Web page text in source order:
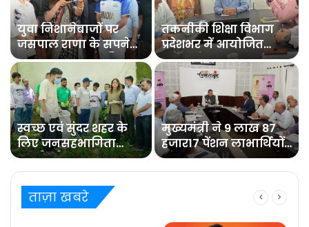
युवा निशानेबाजों पर
जसपाल राणा के सपने
को साकार करने की
जिम्मेदारी : रेखा आर्या
तकनीकी शिक्षा विभाग
प्रदेशभर में आयोजित
करेगा रोजगार
मेलेविभागीय मंत्री डा.
रावत ने बैठक में
अधिकारियों को दिये
निर्देश
स्वच्छ एवं सुंदर शहर के
लिए जनसहभागिता
जरूरीः डीएम
मुख्यमंत्री ने 9 लाख 87
हजार17 पेंशन लाभार्थियों
को कुल 146 करोड़ रुपये
32 लाख की पेंशन राशि
ताज़ा खबरे